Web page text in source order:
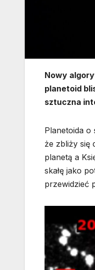
Nowy
planetoid
sztuczna
Planetoida o
że zbliży się
planetą a
skałę jako
przewidzieć